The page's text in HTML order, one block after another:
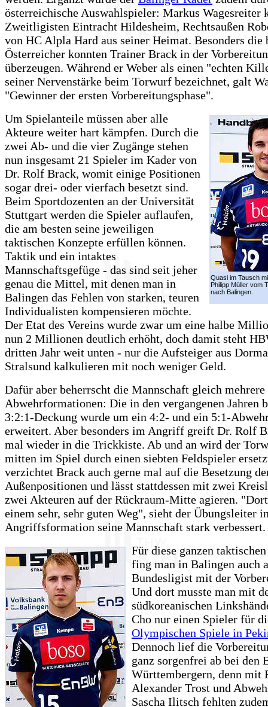
österreichische Auswahlspieler: Markus Wagesreiter
Zweitligisten Eintracht Hildesheim, Rechtsaußen
von HC Alpla Hard aus seiner Heimat. Besonders die
Österreicher konnten Trainer Brack in der
überzeugen. Während er Weber als einen "echten
seiner Nervenstärke beim Torwurf bezeichnet, galt
"Gewinner der ersten Vorbereitungsphase".
Quasi im Tausch
Philipp Müller vom
nach Balingen.
Um Spielanteile müssen aber alle
Akteure weiter hart kämpfen. Durch die
zwei Ab- und die vier Zugänge stehen
nun insgesamt 21 Spieler im Kader von
Dr. Rolf Brack, womit einige Positionen
sogar drei- oder vierfach besetzt sind.
Beim Sportdozenten an der Universität
Stuttgart werden die Spieler auflaufen,
die am besten seine jeweiligen
taktischen Konzepte erfüllen können.
Taktik und ein intaktes
Mannschaftsgefüge - das sind seit jeher
genau die Mittel, mit denen man in
Balingen das Fehlen von starken, teuren
Individualisten kompensieren möchte.
Der Etat des Vereins wurde zwar um eine halbe
nun 2 Millionen deutlich erhöht, doch damit steht
dritten Jahr weit unten - nur die Aufsteiger aus
Stralsund kalkulieren mit noch weniger Geld.
Dafür aber beherrscht die Mannschaft gleich
Abwehrformationen: Die in den vergangenen Jahren
3:2:1-Deckung wurde um ein 4:2- und ein 5:1-
erweitert. Aber besonders im Angriff greift Dr. Rolf
mal wieder in die Trickkiste. Ab und an wird der
mitten im Spiel durch einen siebten Feldspieler
verzichtet Brack auch gerne mal auf die Besetzung
Außenpositionen und lässt stattdessen mit zwei
zwei Akteuren auf der Rückraum-Mitte agieren.
einem sehr, sehr guten Weg", sieht der Übungsleiter
Angriffsformation seine Mannschaft stark verbessert.
Für diese ganzen
fing man in Balingen auch
Bundesligist mit der
Und dort musste man mit
südkoreanischen
Cho nur einen Spieler für
Olympischen Spiele in
Dennoch lief die
ganz sorgenfrei ab bei den
Württembergern, denn mit
Alexander Trost und
Sascha Ilitsch fehlten